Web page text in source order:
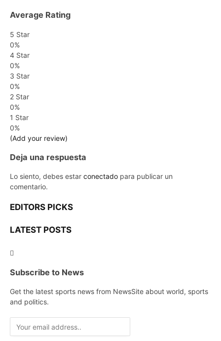
Average Rating
5 Star
0%
4 Star
0%
3 Star
0%
2 Star
0%
1 Star
0%
(Add your review)
Deja una respuesta
Lo siento, debes estar conectado para publicar un
comentario.
EDITORS PICKS
LATEST POSTS
Subscribe to News
Get the latest sports news from NewsSite about world, sports
and politics.